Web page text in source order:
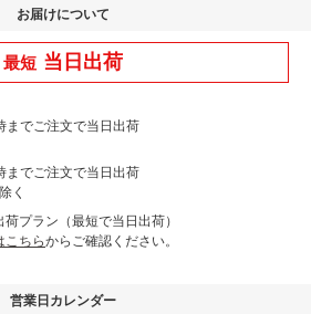
お届けについて
最短 当日出荷
までご注文で当日出荷
までご注文で当日出荷
く
荷プラン（最短で当日出荷）
こちらからご確認ください。
営業日カレンダー